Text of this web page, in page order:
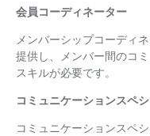
会員コーディネーター
メンバーシップコーディ
提供し、メンバー間のコ
スキルが必要です。
コミュニケーションスペ
コミュニケーションスペ